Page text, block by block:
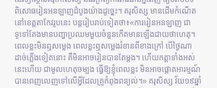
ពិសោធរៀនអនឡាញដំបូងយ៉ាងដូច្នេះ។ គរុសិស្ស មានដើមកំណើត
នៅខេត្តតាកែវរូបនេះ​ បន្តរៀបរាប់ទៀតថា៖«ការរៀនអនឡាញ ជា
ទូទៅតែងមានបញ្ហាប្រឈមមួយចំនួនកើតមានឡើងជាយថាហេតុ។
ពេលខ្លះមិនឮសម្លេង ពេលខ្លះឮសម្លេងរំខានពីខាងក្រៅ បើថ្ងៃណា
ដាច់ភ្លើងទៀតនោះ គឹមិនអាចរៀនបានតែម្ដង។ ហើយកត្តាទាំងអស់
នេះហើយ ជាមូលហេតុចម្បង ធ្វើឱ្យខ្ញុំពេលខ្លះ មិនអាចផ្ដោតអារម្មណ៍
បានពេញលេញទៅលើអ្វីដែលគ្រូកំពុងពន្យល់។» គរុសិស្ស វ័យ១៩ឆ្នាំ